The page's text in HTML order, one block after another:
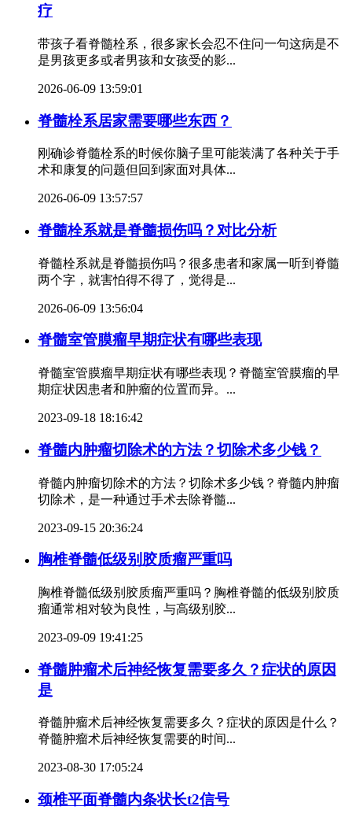
疗
带孩子看脊髓栓系，很多家长会忍不住问一句这病是不
是男孩更多或者男孩和女孩受的影...
2026-06-09 13:59:01
脊髓栓系居家需要哪些东西？
刚确诊脊髓栓系的时候你脑子里可能装满了各种关于手
术和康复的问题但回到家面对具体...
2026-06-09 13:57:57
脊髓栓系就是脊髓损伤吗？对比分析
脊髓栓系就是脊髓损伤吗？很多患者和家属一听到脊髓
两个字，就害怕得不得了，觉得是...
2026-06-09 13:56:04
脊髓室管膜瘤早期症状有哪些表现
脊髓室管膜瘤早期症状有哪些表现？脊髓室管膜瘤的早
期症状因患者和肿瘤的位置而异。...
2023-09-18 18:16:42
脊髓内肿瘤切除术的方法？切除术多少钱？
脊髓内肿瘤切除术的方法？切除术多少钱？脊髓内肿瘤
切除术，是一种通过手术去除脊髓...
2023-09-15 20:36:24
胸椎脊髓低级别胶质瘤严重吗
胸椎脊髓低级别胶质瘤严重吗？胸椎脊髓的低级别胶质
瘤通常相对较为良性，与高级别胶...
2023-09-09 19:41:25
脊髓肿瘤术后神经恢复需要多久？症状的原因
是
脊髓肿瘤术后神经恢复需要多久？症状的原因是什么？
脊髓肿瘤术后神经恢复需要的时间...
2023-08-30 17:05:24
颈椎平面脊髓内条状长t2信号